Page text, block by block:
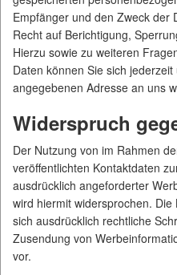
Empfänger und den Zweck der
Recht auf Berichtigung,
Hierzu sowie zu weiteren
Daten können Sie sich
angegebenen Adresse an uns
Widerspruch
Der Nutzung von im Rahmen
veröffentlichten Kontaktdaten
ausdrücklich angeforderter
wird hiermit widersprochen.
sich ausdrücklich rechtliche
Zusendung von
vor.